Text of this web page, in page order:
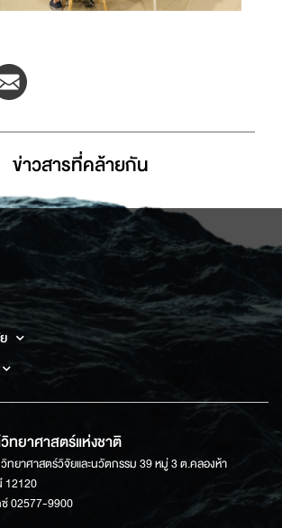
ข่าวสารที่่คล้ายกัน
ยาศาสตร์แห่งชาติ
ทยาศาสตร์วิจัยและนวัตกรรม 39 หมู่ 3 ต.คลองห้า
12120
02577-9900